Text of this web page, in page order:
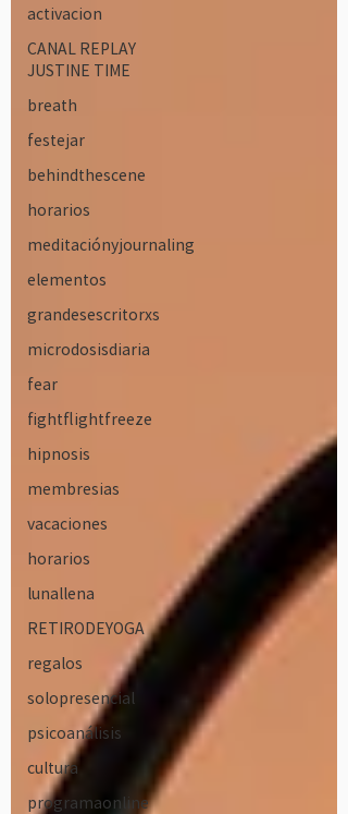
activacion
CANAL REPLAY
JUSTINE TIME
breath
festejar
behindthescene
horarios
meditaciónyjournaling
elementos
grandesescritorxs
microdosisdiaria
fear
fightflightfreeze
hipnosis
membresias
vacaciones
horarios
lunallena
RETIRODEYOGA
regalos
solopresencial
psicoanálisis
cultura
programaonline